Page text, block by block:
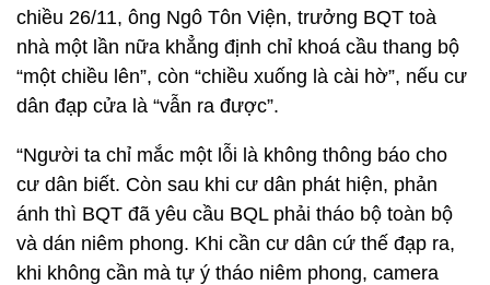
chiều 26/11, ông Ngô Tôn Viện, trưởng BQT toà
nhà một lần nữa khẳng định chỉ khoá cầu thang bộ
“một chiều lên”, còn “chiều xuống là cài hờ”, nếu cư
dân đạp cửa là “vẫn ra được”.
“Người ta chỉ mắc một lỗi là không thông báo cho
cư dân biết. Còn sau khi cư dân phát hiện, phản
ánh thì BQT đã yêu cầu BQL phải tháo bộ toàn bộ
và dán niêm phong. Khi cần cư dân cứ thế đạp ra,
khi không cần mà tự ý tháo niêm phong, camera